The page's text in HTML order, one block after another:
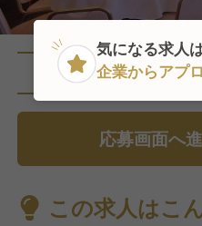
直近4人がこ
応募画面へ
この求人はこ
気になる求人
企業からアプ